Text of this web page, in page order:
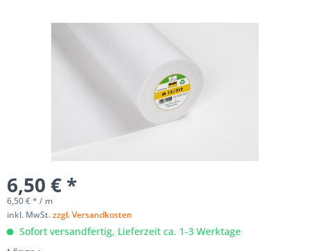
6,50 € *
6,50 € * / m
inkl. MwSt.zzgl. Versandkosten
Sofort versandfertig, Lieferzeit ca. 1-3 Werktage